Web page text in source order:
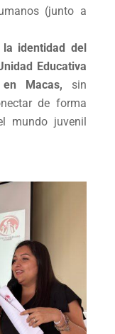
(junto a
identidad del
Educativa
Macas, sin
de forma
mundo juvenil